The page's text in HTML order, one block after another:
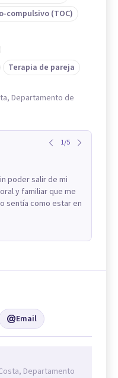
compulsivo (TOC)
Terapia de pareja
Departamento de
1/5
poder salir de mi
y familiar que me
sentía como estar en
Email
Departamento